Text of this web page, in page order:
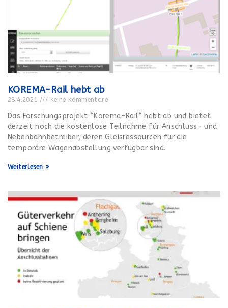
KOREMA-Rail hebt ab
28.4.2021 Keine Kommentare
Das Forschungsprojekt “Korema-Rail“ hebt ab und bietet
derzeit noch die kostenlose Teilnahme für Anschluss- und
Nebenbahnbetreiber, deren Gleisressourcen für die
temporäre Wagenabstellung verfügbar sind.
Weiterlesen »